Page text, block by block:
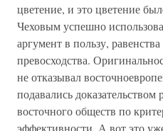
цветение, и это цветение
Чеховым успешно
аргумент в пользу,
превосходства.
не отказывал
подавались доказательством
восточного обществ по
эффективности. А вот это